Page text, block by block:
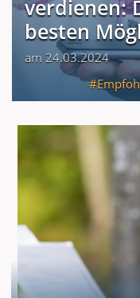
verdienen:
besten
am 24.03.2024